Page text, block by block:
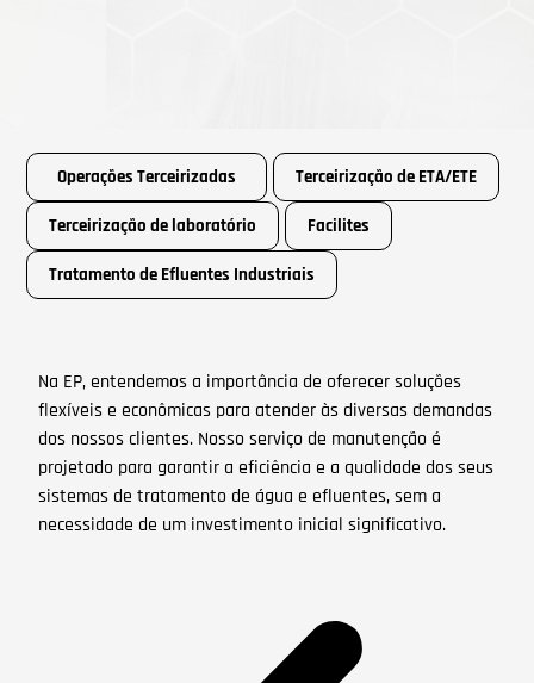
Operações Terceirizadas Terceirização de ETA/ETE
Terceirização de laboratório Facilites
Tratamento de Efluentes Industriais
Na EP, entendemos a importância de oferecer soluções
flexíveis e econômicas para atender às diversas demandas
dos nossos clientes. Nosso serviço de manutenção é
projetado para garantir a eficiência e a qualidade dos seus
sistemas de tratamento de água e efluentes, sem a
necessidade de um investimento inicial significativo.